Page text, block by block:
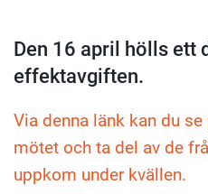
Den 16 april hölls ett
effektavgiften.
Via denna länk kan du
mötet och ta del av de
uppkom under kvällen.